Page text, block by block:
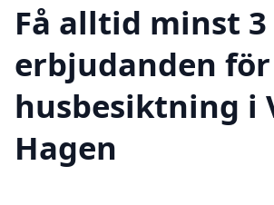
Få alltid minst 3
erbjudanden för
husbesiktning i
Hagen